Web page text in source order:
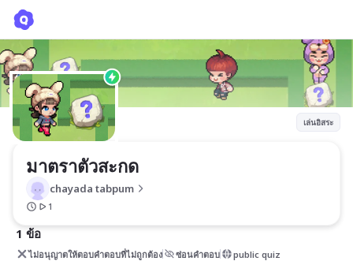
เล่นอิสระ
มาตราตัวสะกด
chayada tabpum
1
1 ข้อ
ไม่อนุญาตให้ตอบคำตอบที่ไม่ถูกต้อง ซ่อนคำตอบ public quiz